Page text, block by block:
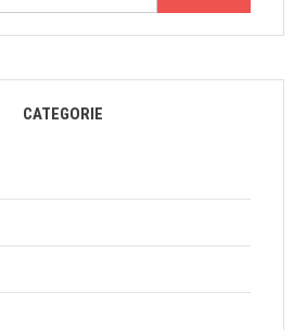
per:
CATEGORIE